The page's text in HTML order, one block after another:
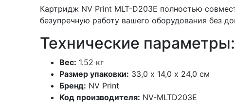
Картридж NV Print MLT-D203E полностью
безупречную работу вашего оборудования без
Технические параметры:
Вес: 1.52 кг
Размер упаковки: 33,0 х 14,0 х 24,0 см
Бренд: NV Print
Код производителя: NV-MLTD203E